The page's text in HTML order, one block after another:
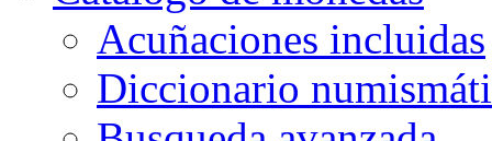
Acuñaciones incluidas
Diccionario